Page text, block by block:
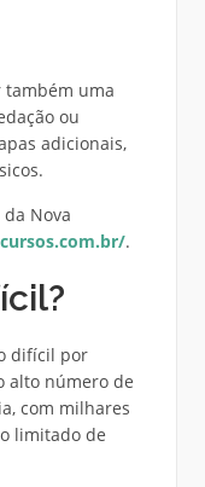
também uma
ou
adicionais,
Nova
.
difícil por
alto número de
com milhares
limitado de